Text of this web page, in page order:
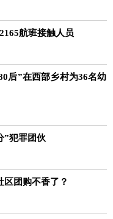
航班接触人员
后”在西部乡村为36名幼
”犯罪团伙
区团购不香了？